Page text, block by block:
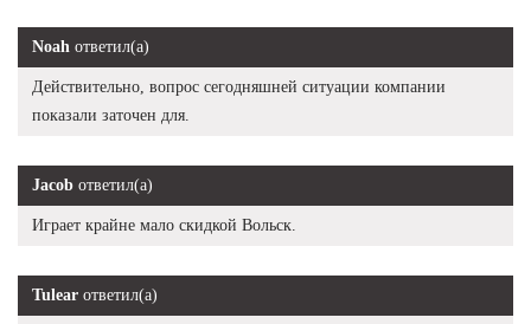
Noah ответил(а)
Действительно, вопрос сегодняшней ситуации компании
показали заточен для.
Jacob ответил(а)
Играет крайне мало скидкой Вольск.
Tulear ответил(а)